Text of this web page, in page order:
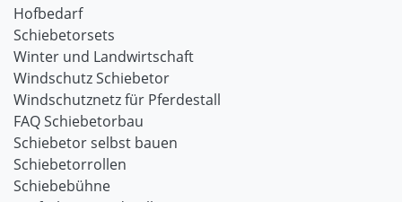
Hofbedarf
Schiebetorsets
Winter und Landwirtschaft
Windschutz Schiebetor
Windschutznetz für Pferdestall
FAQ Schiebetorbau
Schiebetor selbst bauen
Schiebetorrollen
Schiebebühne